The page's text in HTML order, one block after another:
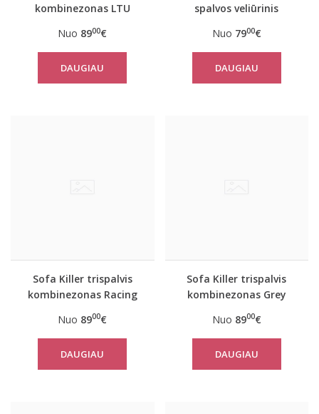
kombinezonas LTU
Nuo 8900€
DAUGIAU
spalvos veliūrinis
Nuo 7900€
DAUGIAU
Sofa Killer trispalvis
kombinezonas Racing
Nuo 8900€
DAUGIAU
Sofa Killer trispalvis
kombinezonas Grey
Nuo 8900€
DAUGIAU